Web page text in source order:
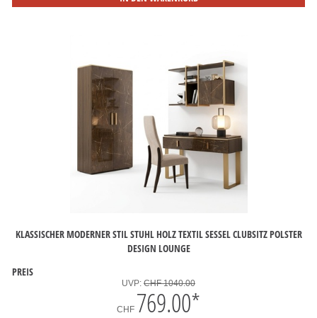
KLASSISCHER MODERNER STIL STUHL HOLZ TEXTIL SESSEL CLUBSITZ POLSTER
DESIGN LOUNGE
PREIS
UVP: CHF 1040.00
CHF 769.00*